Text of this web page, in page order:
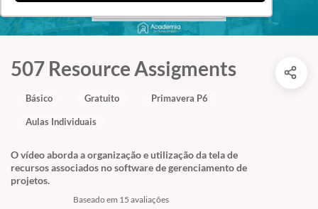
507 Resource Assigments
O vídeo aborda a organização e utilização da tela de
recursos associados no software de gerenciamento de
projetos.
Baseado em 15 avaliações
Básico Gratuito Primavera P6
Aulas Individuais